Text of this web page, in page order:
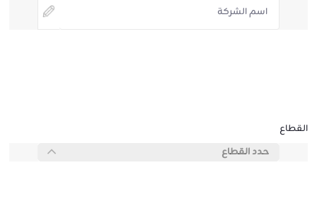
القطاع
حدد القطاع